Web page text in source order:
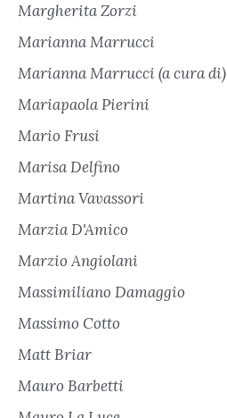
Margherita Zorzi
Marianna Marrucci
Marianna Marrucci (a cura di)
Mariapaola Pierini
Mario Frusi
Marisa Delfino
Martina Vavassori
Marzia D'Amico
Marzio Angiolani
Massimiliano Damaggio
Massimo Cotto
Matt Briar
Mauro Barbetti